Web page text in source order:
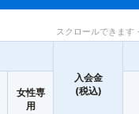
スクロールできます
入会金
(税込)
女性専
用